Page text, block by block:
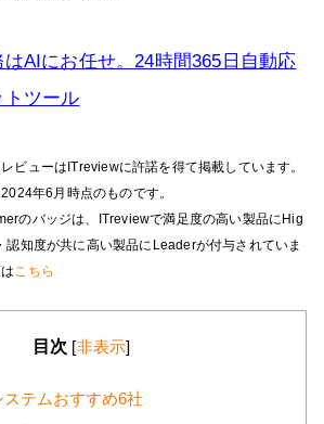
AIにお任せ。24時間365日自動応
ツール
ビューはITreviewに許諾を得て掲載しています。
年6月時点のものです。
のバッジは、ITreviewで満足度の高い製品にHig
認知度が共に高い製品にLeaderが付与されていま
こちら
目次 [非表示]
ステムおすすめ6社